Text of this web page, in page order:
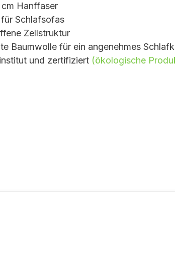
Hanffaser
Schlafsofas
Zellstruktur
Baumwolle für ein angenehmes
und zertifiziert (ökologische